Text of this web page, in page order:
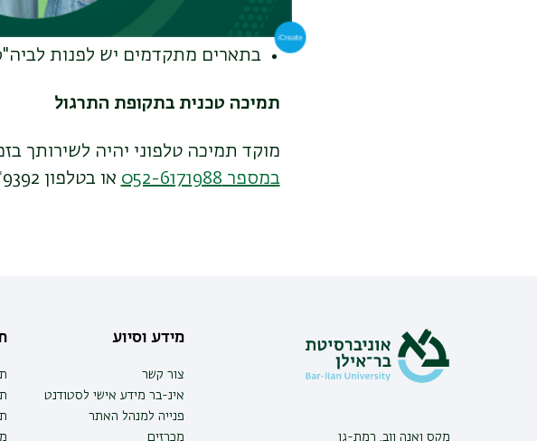
בתואר ראשון יש לפנות למדור
בתארים מתקדמים יש לפנות
תמיכה טכנית בתקופת התרגול
מוקד תמיכה טלפוני יהיה לשירותך בזמן
במספר 052-6171988
או בטלפון 9392* / 03-5317000.
מקס ואנה ווב, רמת-גן
מידע וסיוע
צור קשר
אינ-בר מידע אישי לסטודנט
פנייה למנהל האתר
מכרזים